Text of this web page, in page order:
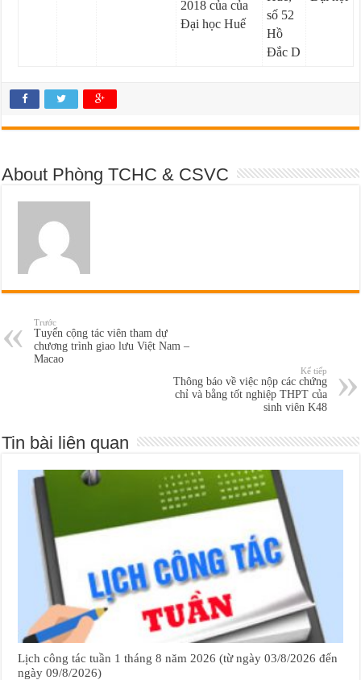
2018 của của
Đại học Huế
số 52
Hồ
Đắc D
About Phòng TCHC & CSVC
Trước
Tuyển cộng tác viên tham dự
chương trình giao lưu Việt Nam –
Macao
Kế tiếp
Thông báo về việc nộp các chứng
chỉ và bằng tốt nghiệp THPT của
sinh viên K48
Tin bài liên quan
Lịch công tác tuần 1 tháng 8 năm 2026 (từ ngày 03/8/2026 đến
ngày 09/8/2026)